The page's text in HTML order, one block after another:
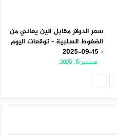
سعر الدولار مقابل الين يعاني من
الضغوط السلبية – توقعات اليوم
– 15-09-2025
سبتمبر 15, 2025